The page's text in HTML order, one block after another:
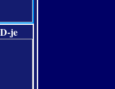
je